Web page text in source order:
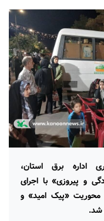
اداره برق استان،
و پیروزی» با اجرای
محوریت «پیک امید» و
شد.